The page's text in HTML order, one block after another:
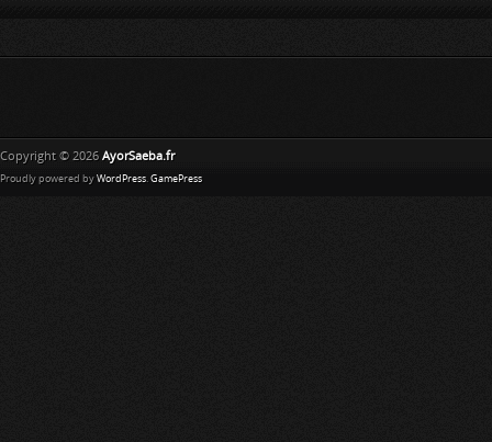
Copyright © 2026 AyorSaeba.fr
Proudly powered by WordPress. GamePress